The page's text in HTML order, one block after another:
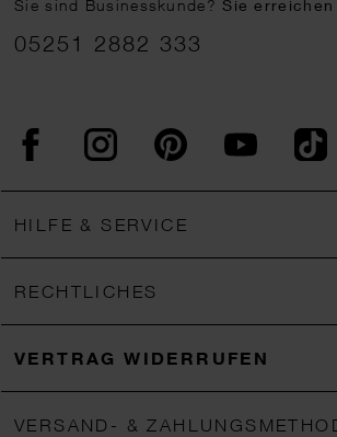
Sie sind Businesskunde?Sie
05251 2882 333
FacebookInstagram PinterestYouTube
HILFE & SERVICE
RECHTLICHES
VERTRAG WIDERRUFEN
VERSAND- &